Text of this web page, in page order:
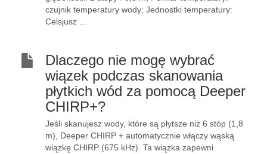
czujnik temperatury wody; Jednostki temperatury:
Celsjusz ...
Dlaczego nie mogę wybrać
wiązek podczas skanowania
płytkich wód za pomocą Deeper
CHIRP+?
Jeśli skanujesz wody, które są płytsze niż 6 stóp (1,8
m), Deeper CHIRP + automatycznie włączy wąską
wiązkę CHIRP (675 kHz). Ta wiązka zapewni